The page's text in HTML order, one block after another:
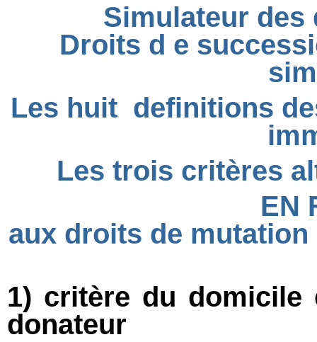
Simulateur
Droits d e
Les huit definitions
Les trois critères
EN
aux droits de
1) critère du
donateur